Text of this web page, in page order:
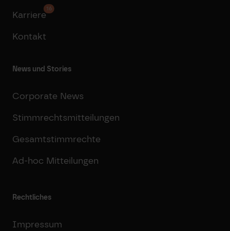
Karriere
16
Kontakt
News und Stories
Corporate News
Stimmrechtsmitteilungen
Gesamtstimmrechte
Ad-hoc Mitteilungen
Rechtliches
Impressum